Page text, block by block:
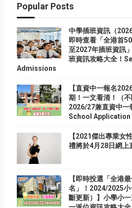
Popular Posts
中學插班資訊（
即時查看「全港首
至2027年插班資訊
班資訊攻略大全！
Admissions
【直資中一報名
期！一文看清！（
2026/27兼直資中
School Application
【2021傑出專業女
禮將於4月28日網上
【即時投選「全港
名」！2024/2025
斷更新）】小學小